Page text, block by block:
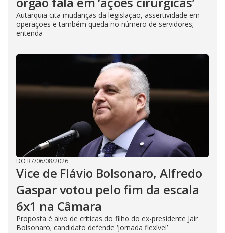
Autarquia cita mudanças da legislação, assertividade em
operações e também queda no número de servidores;
entenda
DO R7/06/08/2026
Vice de Flávio Bolsonaro, Alfredo
Gaspar votou pelo fim da escala
6x1 na Câmara
Proposta é alvo de críticas do filho do ex-presidente Jair
Bolsonaro; candidato defende ‘jornada flexível’